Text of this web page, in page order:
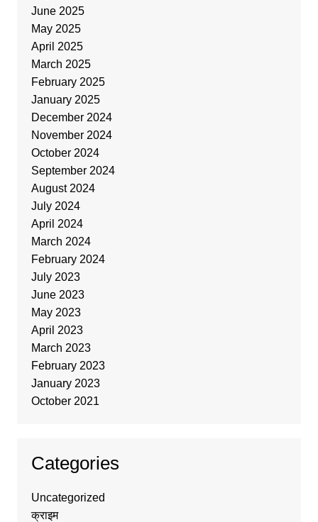
June 2025
May 2025
April 2025
March 2025
February 2025
January 2025
December 2024
November 2024
October 2024
September 2024
August 2024
July 2024
April 2024
March 2024
February 2024
July 2023
June 2023
May 2023
April 2023
March 2023
February 2023
January 2023
October 2021
Categories
Uncategorized
क्राइम